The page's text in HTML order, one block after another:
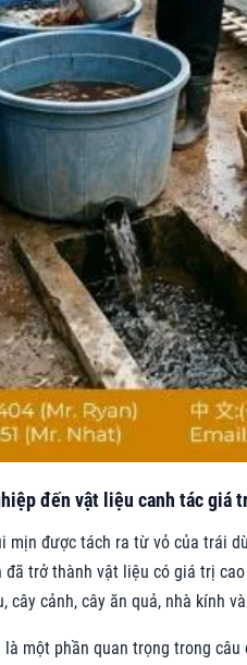
đến vật liệu canh tác giá
mịn được tách ra từ vỏ của trái
trở thành vật liệu có giá trị
cây cảnh, cây ăn quả, nhà kính
là một phần quan trọng trong